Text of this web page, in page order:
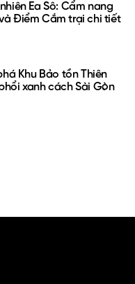
Ea Sô: Cẩm nang
Điểm Cắm trại chi tiết
Khu Bảo tồn Thiên
xanh cách Sài Gòn